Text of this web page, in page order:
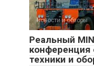
Новости и обзоры
Реальный
конференция
техники и